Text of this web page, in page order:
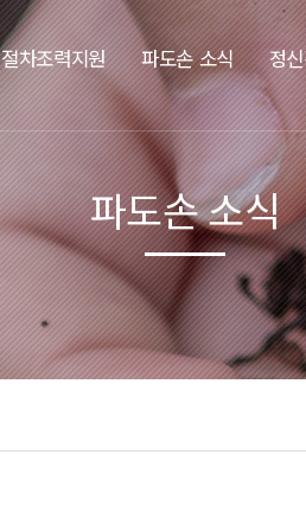
절차조력지원 파도손 소식 정
파도손 소식